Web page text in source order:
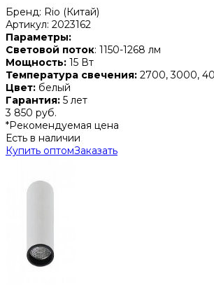
Бренд: Rio (Китай)
Артикул: 2023162
Параметры:
Световой поток: 1150-1268 лм
Мощность: 15 Вт
Температура свечения: 2700, 3000,
Цвет: белый
Гарантия: 5 лет
3 850 руб.
*Рекомендуемая цена
Есть в наличии
Купить оптомЗаказать